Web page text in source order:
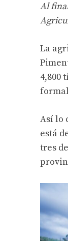
Al
La
4,800
Así lo
está
tres